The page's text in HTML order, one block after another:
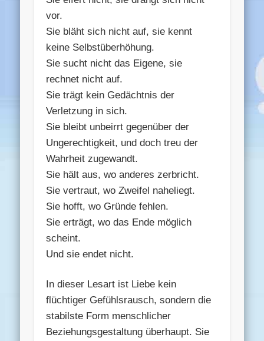
vor.
Sie bläht sich nicht auf, sie kennt
keine Selbstüberhöhung.
Sie sucht nicht das Eigene, sie
rechnet nicht auf.
Sie trägt kein Gedächtnis der
Verletzung in sich.
Sie bleibt unbeirrt gegenüber der
Ungerechtigkeit, und doch treu der
Wahrheit zugewandt.
Sie hält aus, wo anderes zerbricht.
Sie vertraut, wo Zweifel naheliegt.
Sie hofft, wo Gründe fehlen.
Sie erträgt, wo das Ende möglich
scheint.
Und sie endet nicht.
In dieser Lesart ist Liebe kein
flüchtiger Gefühlsrausch, sondern die
stabilste Form menschlicher
Beziehungsgestaltung überhaupt. Sie